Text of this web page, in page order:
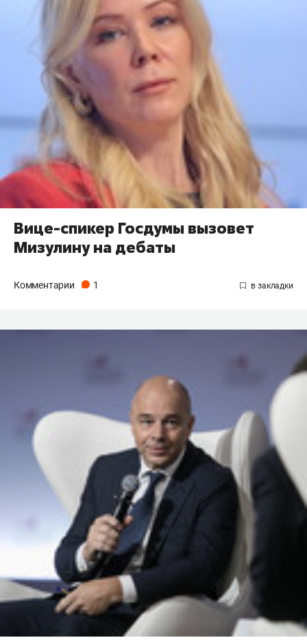
Вице-спикер Госдумы вызовет
Мизулину на дебаты
Комментарии 1